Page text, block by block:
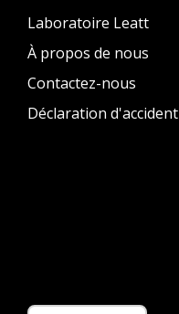
Laboratoire Leatt
À propos de nous
Contactez-nous
Déclaration d'accident